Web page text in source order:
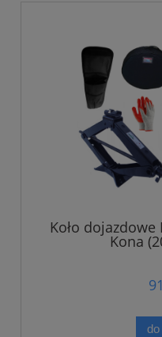
Koło dojazdowe
Kona